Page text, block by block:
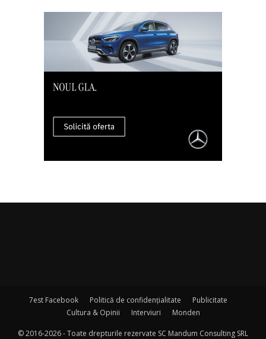
7est Facebook Politică de confidențialitate
Publicitate
Cultura & Opinii
Interviuri Monden
© 2016-2026 - Toate drepturile rezervate SC Mandum Consulting SRL